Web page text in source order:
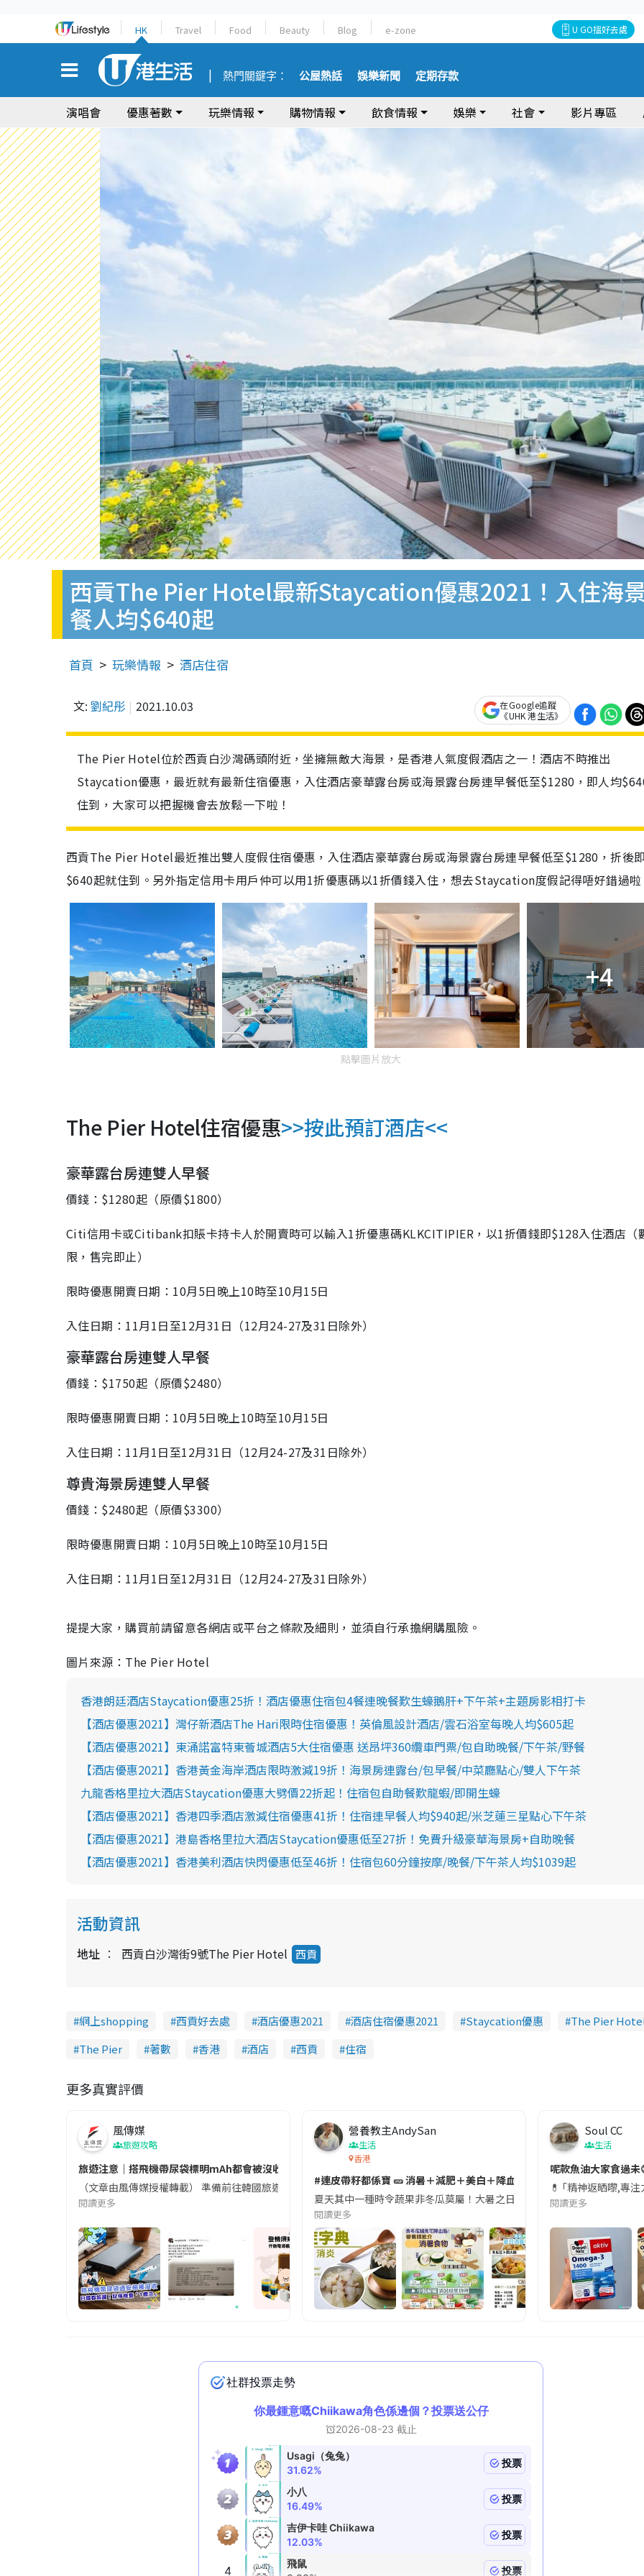
HK Travel Food Beauty Blog e-zone U GO搵好去處
熱門關鍵字： 公屋熱話 娛樂新聞 定期存款
演唱會 優惠著數 玩樂情報 購物情報 飲食情報 娛樂 社會 影片專區
西貢The Pier Hotel最新Staycation優惠2021！入住海
餐人均$640起
首頁 玩樂情報 酒店住宿
文: 劉紀彤 2021.10.03
在Google追蹤
《UHK 港生活》
The Pier Hotel位於西貢白沙灣碼頭附近，坐擁無敵大海景，是香港人氣度假酒店之一！酒店不時推出
Staycation優惠，最近就有最新住宿優惠，入住酒店豪華露台房或海景露台房連早餐低至$1280，即人均
住到，大家可以把握機會去放鬆一下啦！
西貢The Pier Hotel最近推出雙人度假住宿優惠，入住酒店豪華露台房或海景露台房連早餐低至$1280，折後
$640起就住到。另外指定信用卡用戶仲可以用1折優惠碼以1折價錢入住，想去Staycation度假記得唔好錯過
+4
點擊圖片放大
The Pier Hotel住宿優惠>>按此預訂酒店<<
豪華露台房連雙人早餐
價錢：$1280起（原價$1800）
Citi信用卡或Citibank扣賬卡持卡人於開賣時可以輸入1折優惠碼KLKCITIPIER ，以1折價錢即$128入住酒店（
限，售完即止）
限時優惠開賣日期：10月5日晚上10時至10月15日
入住日期：11月1日至12月31日（12月24-27及31日除外）
豪華露台房連雙人早餐
價錢：$1750起（原價$2480）
限時優惠開賣日期：10月5日晚上10時至10月15日
入住日期：11月1日至12月31日（12月24-27及31日除外）
尊貴海景房連雙人早餐
價錢：$2480起（原價$3300）
限時優惠開賣日期：10月5日晚上10時至10月15日
入住日期：11月1日至12月31日（12月24-27及31日除外）
提提大家，購買前請留意各網店或平台之條款及細則，並須自行承擔網購風險。
圖片來源：The Pier Hotel
香港朗廷酒店Staycation優惠25折！酒店優惠住宿包4餐連晚餐歎生蠔鵝肝+下午茶+主題房影相打卡
【酒店優惠2021】灣仔新酒店The Hari限時住宿優惠！英倫風設計酒店/雲石浴室每晚人均$605起
【酒店優惠2021】東涌諾富特東薈城酒店5大住宿優惠 送昂坪360纜車門票/包自助晚餐/下午茶/野餐
【酒店優惠2021】香港黃金海岸酒店限時激減19折！海景房連露台/包早餐/中菜廳點心/雙人下午茶
九龍香格里拉大酒店Staycation優惠大劈價22折起！住宿包自助餐歎龍蝦/即開生蠔
【酒店優惠2021】香港四季酒店激減住宿優惠41折！住宿連早餐人均$940起/米芝蓮三星點心下午茶
【酒店優惠2021】港島香格里拉大酒店Staycation優惠低至27折！免費升級豪華海景房+自助晚餐
【酒店優惠2021】香港美利酒店快閃優惠低至46折！住宿包60分鐘按摩/晚餐/下午茶人均$1039起
活動資訊
地址 西貢白沙灣街9號The Pier Hotel 西貢
網上shopping 西貢好去處 酒店優惠2021 酒店住宿優惠2021 Staycation優惠
The Pier
The Pier
著數 香港 酒店 西貢 住宿
更多真實評價
風傳媒
旅遊攻略
旅遊注意｜搭飛機帶尿袋標明mAh都會被沒收😱出發前切記檢查「1標示」🚨
（文章由風傳媒授權轉載） 準備前往韓國旅遊的民眾，近期要特別留意隨身行李中的行動電源。一名旅客日前在機場安檢
閱讀更多
營養教主AndySan
生活
香港
#連皮帶籽都係寶 🥒 消暑＋減肥＋美白＋降血脂
夏天其中一種時令蔬果非冬瓜莫屬！大暑之日，點都要飲碗冬瓜湯消暑
閱讀更多
Soul CC
生活
呢款魚油大家食過未
💊 ｢精神返晒嚟,專
閱讀更多